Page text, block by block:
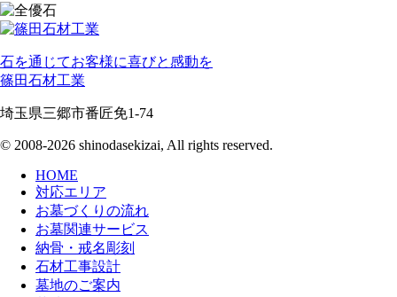
石を通じてお客様に喜びと感動を
篠田石材工業
埼玉県三郷市番匠免1-74
© 2008-2026 shinodasekizai, All rights reserved.
HOME
対応エリア
お墓づくりの流れ
お墓関連サービス
納骨・戒名彫刻
石材工事設計
墓地のご案内